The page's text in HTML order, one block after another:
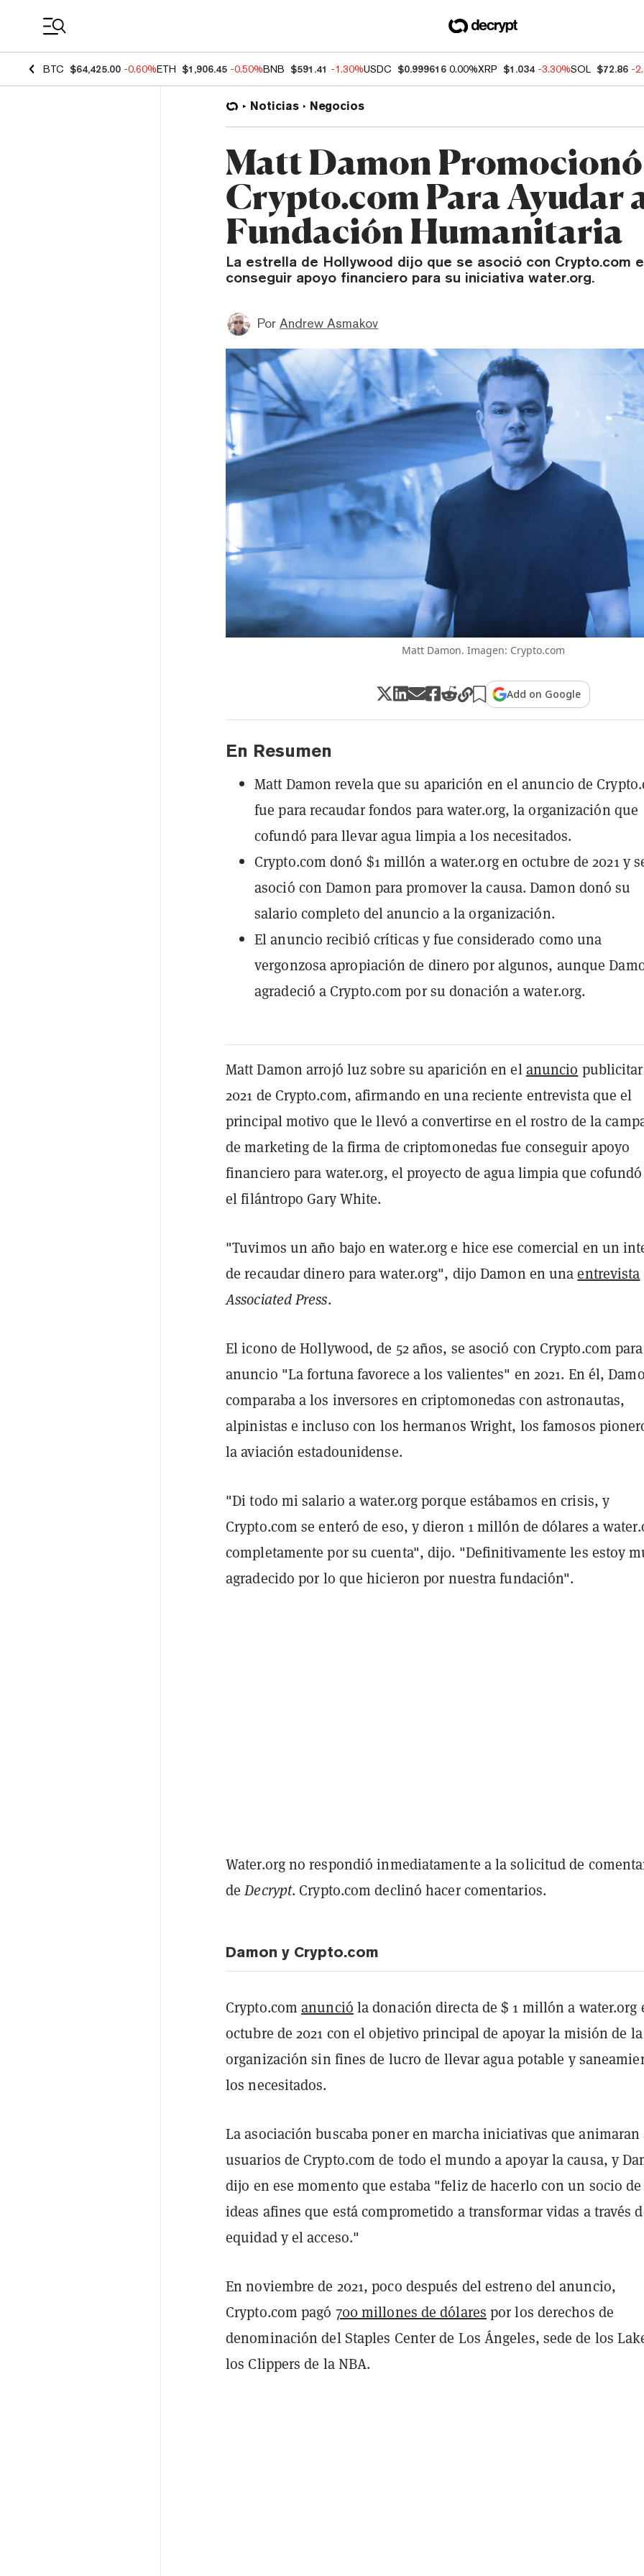
BTC $64,425.00 -0.60%ETH $1,906.45 -0.50%BNB $591.41 -1.30%USDC $0.999616 0.00%XRP $1.034 -3.30%SOL $72.86 -
Noticias Negocios
Matt Damon
Crypto.com Para Ayudar
Fundación Humanitaria
La estrella de Hollywood dijo que se asoció con Crypto.com
conseguir apoyo financiero para su iniciativa water.org.
Por Andrew Asmakov
Matt Damon. Imagen: Crypto.com
Add on Google
En Resumen
Matt Damon revela que su aparición en el anuncio de
fue para recaudar fondos para water.org, la organización que
cofundó para llevar agua limpia a los necesitados.
Crypto.com donó $1 millón a water.org en octubre de 2021 y
asoció con Damon para promover la causa. Damon donó su
salario completo del anuncio a la organización.
El anuncio recibió críticas y fue considerado como una
vergonzosa apropiación de dinero por algunos, aunque
agradeció a Crypto.com por su donación a water.org.
Matt Damon arrojó luz sobre su aparición en elanuncio
2021 de Crypto.com, afirmando en una reciente entrevista que el
principal motivo que le llevó a convertirse en el rostro de la
de marketing de la firma de criptomonedas fue conseguir apoyo
financiero para water.org, el proyecto de agua limpia que
el filántropo Gary White.
"Tuvimos un año bajo en water.org e hice ese comercial en un
de recaudar dinero para water.org", dijo Damon en unaentrevista
Associated Press.
El icono de Hollywood, de 52 años, se asoció con Crypto.com
anuncio "La fortuna favorece a los valientes" en 2021. En él,
comparaba a los inversores en criptomonedas con astronautas,
alpinistas e incluso con los hermanos Wright, los famosos
la aviación estadounidense.
"Di todo mi salario a water.org porque estábamos en crisis, y
Crypto.com se enteró de eso, y dieron 1 millón de dólares a
completamente por su cuenta", dijo. "Definitivamente les estoy
agradecido por lo que hicieron por nuestra fundación".
Water.org no respondió inmediatamente a la solicitud de
deDecrypt. Crypto.com declinó hacer comentarios.
Damon y Crypto.com
Crypto.comanunció la donación directa de $ 1 millón a water.org
octubre de 2021 con el objetivo principal de apoyar la misión de la
organización sin fines de lucro de llevar agua potable y
los necesitados.
La asociación buscaba poner en marcha iniciativas que animaran
usuarios de Crypto.com de todo el mundo a apoyar la causa, y
dijo en ese momento que estaba "feliz de hacerlo con un socio de
ideas afines que está comprometido a transformar vidas a través
equidad y el acceso."
En noviembre de 2021, poco después del estreno del anuncio,
Crypto.com pagó 700 millones de dólares por los derechos de
denominación del Staples Center de Los Ángeles, sede de los
los Clippers de la NBA.